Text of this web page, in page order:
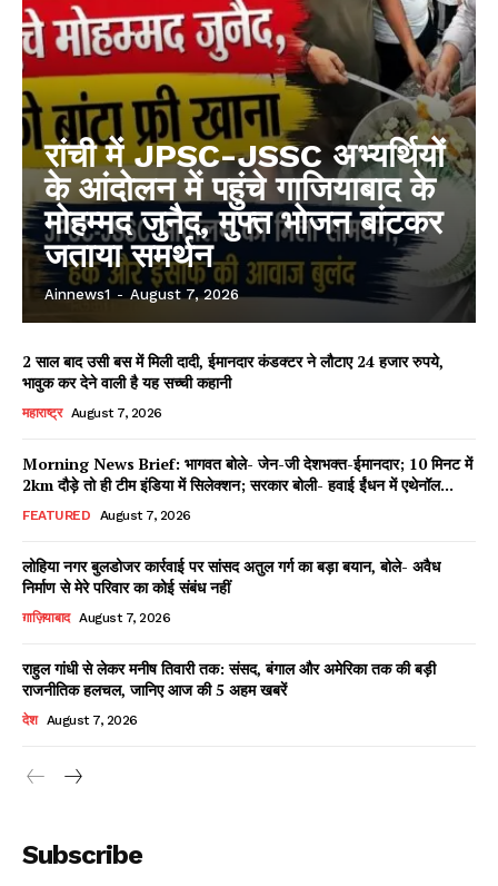
Facebook
X WhatsApp
Share
Read Latest News on AIN
रांची में JPSC-JSSC अभ्यर्थियों
के आंदोलन में पहुंचे गाजियाबाद के
मोहम्मद जुनैद, मुफ्त भोजन बांटकर
जताया समर्थन
Ainnews1 - August 7, 2026
2 साल बाद उसी बस में मिली दादी, ईमानदार कंडक्टर ने लौटाए 24 हजार रुपये,
भावुक कर देने वाली है यह सच्ची कहानी
महाराष्ट्र August 7, 2026
Morning News Brief: भागवत बोले- जेन-जी देशभक्त-ईमानदार; 10 मिनट में
2km दौड़े तो ही टीम इंडिया में सिलेक्शन; सरकार बोली- हवाई ईंधन में एथेनॉल...
FEATURED August 7, 2026
लोहिया नगर बुलडोजर कार्रवाई पर सांसद अतुल गर्ग का बड़ा बयान, बोले- अवैध
निर्माण से मेरे परिवार का कोई संबंध नहीं
ग़ाज़ियाबाद August 7, 2026
राहुल गांधी से लेकर मनीष तिवारी तक: संसद, बंगाल और अमेरिका तक की बड़ी
राजनीतिक हलचल, जानिए आज की 5 अहम खबरें
देश August 7, 2026
Subscribe